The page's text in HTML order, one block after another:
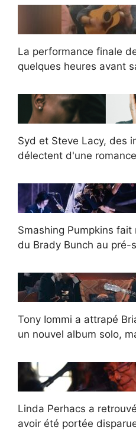
La performance finale
quelques heures avant
Syd et Steve Lacy, des
délectent d'une
Smashing Pumpkins
du Brady Bunch au pré-
Tony Iommi a attrapé
un nouvel album solo,
Linda Perhacs a
avoir été portée